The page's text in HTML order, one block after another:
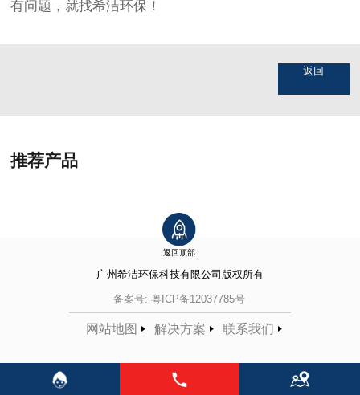
有问题，就找希洁环保！
返回
推荐产品
返回顶部
广州希洁环保科技有限公司 版权所有
备案号: 粤ICP备12037785号
网站地图 解决方案 联系我们